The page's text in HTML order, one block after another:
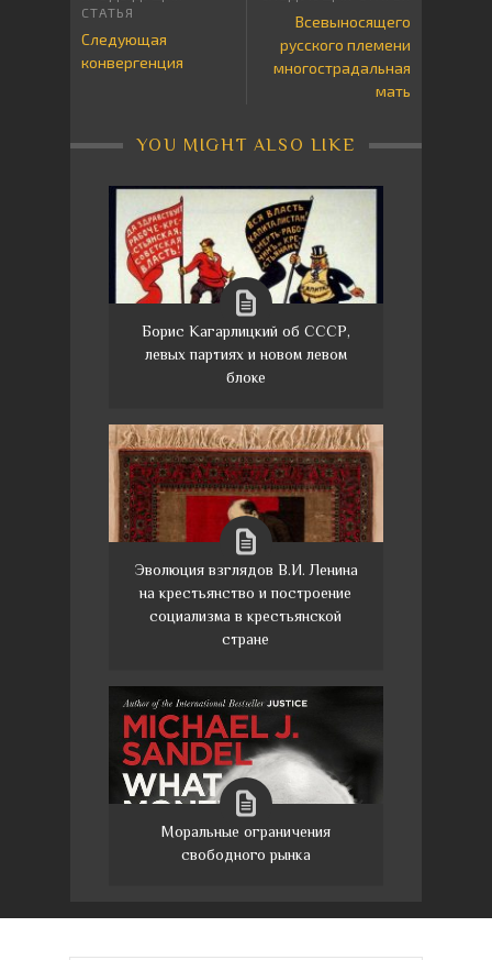
Следующая
конвергенция
Всевыносящего
русского племени
многострадальная
мать
YOU MIGHT ALSO LIKE
Борис Кагарлицкий об СССР,
левых партиях и новом левом
блоке
Эволюция взглядов В.И. Ленина
на крестьянство и построение
социализма в крестьянской
стране
Моральные ограничения
свободного рынка